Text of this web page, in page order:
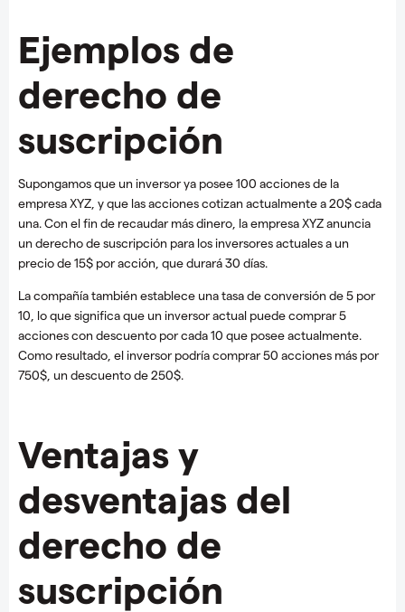
Ejemplos de
derecho de
suscripción
Supongamos que un inversor ya posee 100 acciones de la
empresa XYZ, y que las acciones cotizan actualmente a 20$ cada
una. Con el fin de recaudar más dinero, la empresa XYZ anuncia
un derecho de suscripción para los inversores actuales a un
precio de 15$ por acción, que durará 30 días.
La compañía también establece una tasa de conversión de 5 por
10, lo que significa que un inversor actual puede comprar 5
acciones con descuento por cada 10 que posee actualmente.
Como resultado, el inversor podría comprar 50 acciones más por
750$, un descuento de 250$.
Ventajas y
desventajas del
derecho de
suscripción